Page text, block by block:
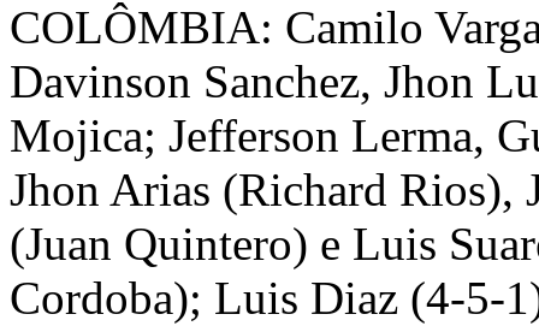
COLÔMBIA: Camilo
Davinson Sanchez, Jhon
Mojica; Jefferson Lerma,
Jhon Arias (Richard Rios),
(Juan Quintero) e Luis
Cordoba); Luis Diaz (4-5-